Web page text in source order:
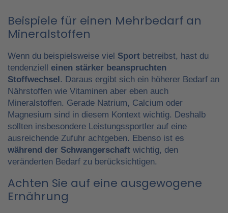
Beispiele für einen Mehrbedarf an
Mineralstoffen
Wenn du beispielsweise viel Sport betreibst, hast du
tendenziell einen stärker beanspruchten
Stoffwechsel. Daraus ergibt sich ein höherer Bedarf an
Nährstoffen wie Vitaminen aber eben auch
Mineralstoffen. Gerade Natrium, Calcium oder
Magnesium sind in diesem Kontext wichtig. Deshalb
sollten insbesondere Leistungssportler auf eine
ausreichende Zufuhr achtgeben. Ebenso ist es
während der Schwangerschaft wichtig, den
veränderten Bedarf zu berücksichtigen.
Achten Sie auf eine ausgewogene
Ernährung